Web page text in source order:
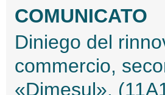
COMUNICATO
Diniego del
commercio,
«Dimesul».